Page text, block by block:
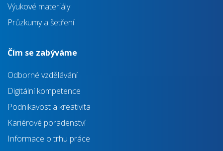
Výukové materiály
Průzkumy a šetření
Čím se zabýváme
Odborné vzdělávání
Digitální kompetence
Podnikavost a kreativita
Kariérové poradenství
Informace o trhu práce